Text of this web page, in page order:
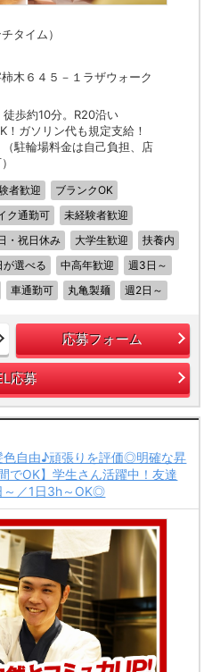
タイム）
木６４５－１ラザウォーク
歩約10分。R20沿い
ガソリン代も規定支給！
駐輪場料金は自己負担、店
者歓迎
ブランクOK
ク通勤可
未経験者歓迎
・祝日休み 大学生歓迎
扶養内
が選べる 中高年歓迎
週3日～
車通勤可 丸亀製麺 週2日～
応募フォーム
応募
自由♪頑張りを評価◎明確な昇
でOK】学生さん活躍中！友達
～／1日3h～OK◎